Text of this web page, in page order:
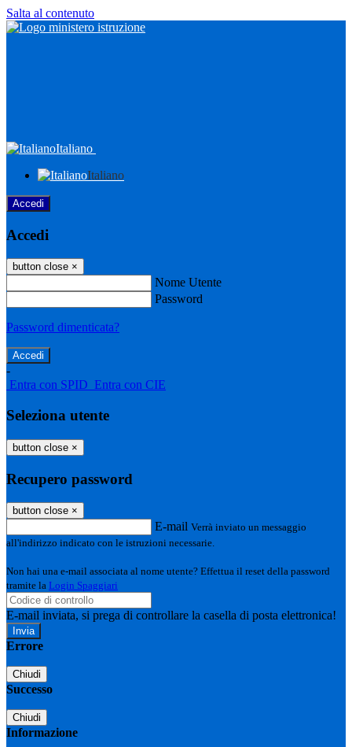
Salta al contenuto
Italiano
Italiano
Accedi
Accedi
button close ×
Nome Utente
Password
Password dimenticata?
-
Entra con SPID Entra con CIE
Seleziona utente
button close ×
Recupero password
button close ×
E-mail Verrà inviato un messaggio
all'indirizzo indicato con le istruzioni necessarie.
Non hai una e-mail associata al nome utente? Effettua il reset della password
tramite la Login Spaggiari
E-mail inviata, si prega di controllare la casella di posta elettronica!
Errore
Chiudi
Successo
Chiudi
Informazione